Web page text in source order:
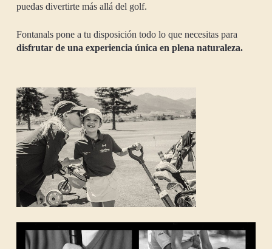
puedas divertirte más allá del golf.
Fontanals pone a tu disposición todo lo que necesitas para
disfrutar de una experiencia única en plena naturaleza.